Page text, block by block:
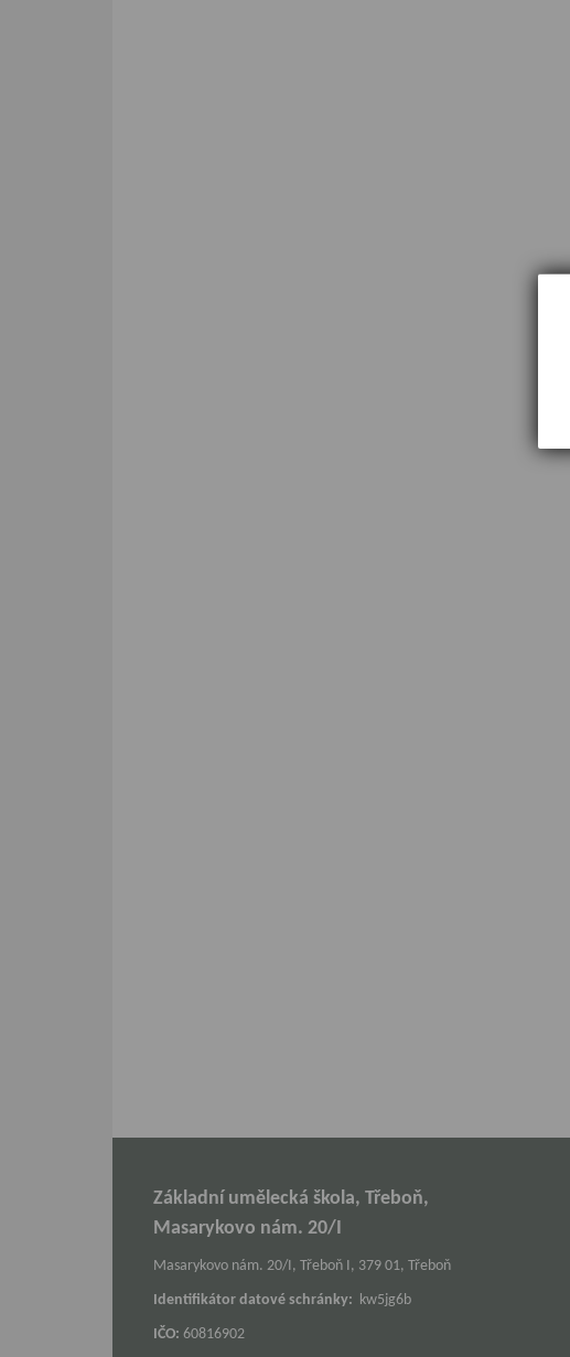
Základní umělecká škola, Třeboň,
Masarykovo nám. 20/I
Masarykovo nám. 20/I, Třeboň I, 379 01, Třeboň
Identifikátor datové schránky: kw5jg6b
IČO: 60816902